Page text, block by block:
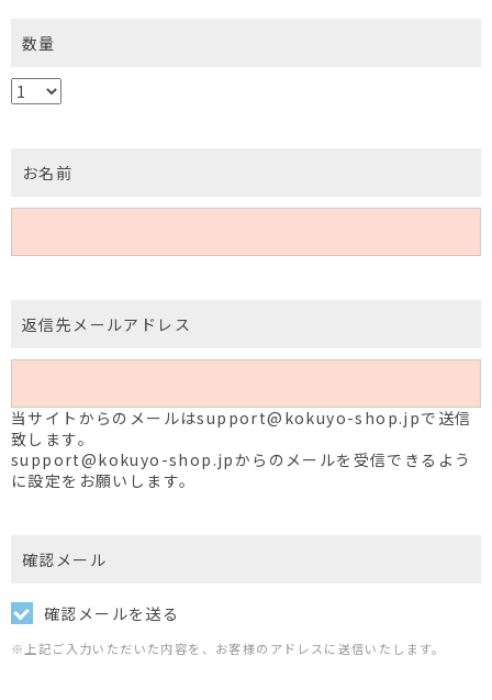
数量
お名前
返信先メールアドレス
当サイトからのメールはsupport@kokuyo-shop.jpで送信
致します。
support@kokuyo-shop.jpからのメールを受信できるよう
に設定をお願いします。
確認メール
確認メールを送る
※上記ご入力いただいた内容を、お客様のアドレスに送信いたします。